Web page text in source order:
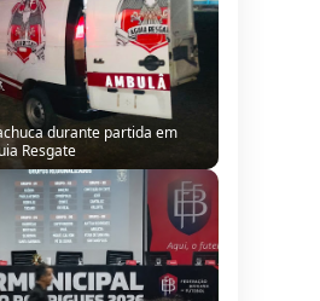
durante partida em
Resgate